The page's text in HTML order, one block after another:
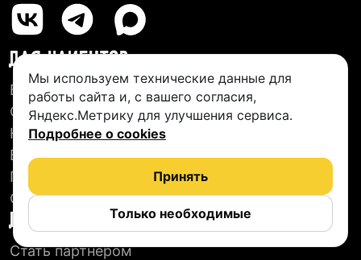
ДЛЯ КЛИЕНТОВ
База студий
О сервисе
Новые подкасты
Блог
Пользовательское соглашение
Отзывы
ДЛЯ СТУДИЙ
Стать партнером
Мы используем технические данные для
работы сайта и, с вашего согласия,
Яндекс.Метрику для улучшения сервиса.
Подробнее о cookies
Только необходимые
Принять